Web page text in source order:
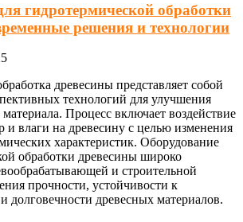
гидротермической обработки
решения и технологии
древесины представляет собой
технологий для улучшения
материала. Процесс включает воздействие
и влаги на древесину с целью изменения
характеристик. Оборудование
обработки древесины широко
и строительной
прочности, устойчивости к
долговечности древесных материалов.